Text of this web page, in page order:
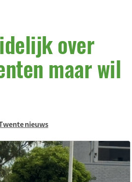
over
maar wil
nieuws